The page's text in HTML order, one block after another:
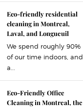
Eco-friendly residential
cleaning in Montreal,
Laval, and Longueuil
We spend roughly 90%
of our time indoors, and
a...
Eco-Friendly Office
Cleaning in Montreal, the